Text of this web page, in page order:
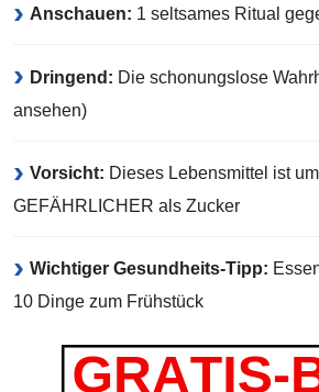
Anschauen: 1 seltsames Ritual
Dringend: Die schonungslose
ansehen)
Vorsicht: Dieses Lebensmittel ist
GEFÄHRLICHER als Zucker
Wichtiger Gesundheits-Tipp:
10 Dinge zum Frühstück